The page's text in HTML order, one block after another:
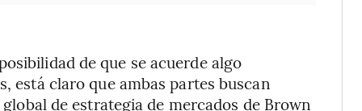
de que se acuerde algo
está claro que ambas partes buscan
de estrategia de mercados de Brown